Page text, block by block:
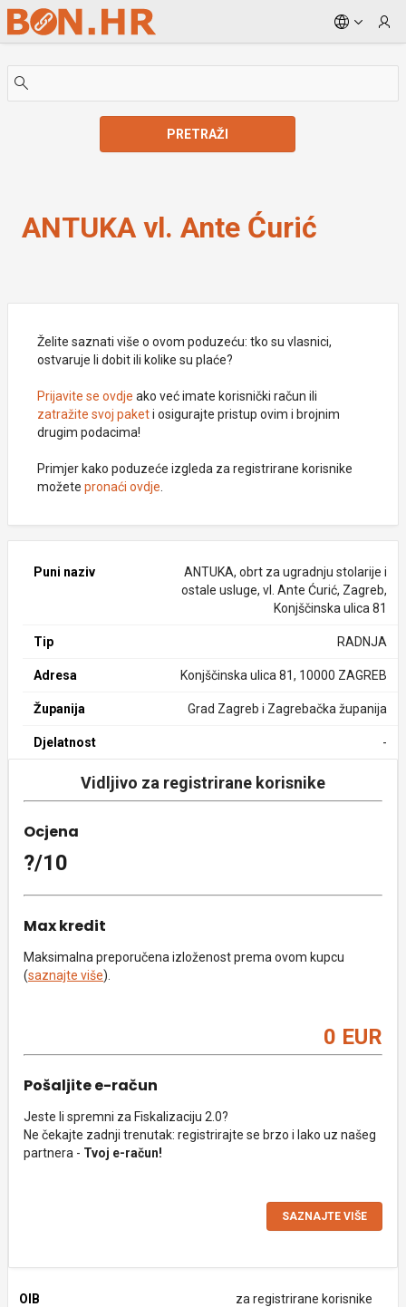
Skip to Main Content
PRETRAŽI
ANTUKA vl. Ante Ćurić
Želite saznati više o ovom poduzeću: tko su vlasnici,
ostvaruje li dobit ili kolike su plaće?
Prijavite se ovdje ako već imate korisnički račun ili
zatražite svoj paketi osigurajte pristup ovim i brojnim
drugim podacima!
Primjer kako poduzeće izgleda za registrirane korisnike
možete pronaći ovdje
Puni naziv
ANTUKA, obrt za ugradnju stolarije i
ostale usluge, vl. Ante Ćurić, Zagreb,
Konjščinska ulica 81
Tip RADNJA
Adresa Konjščinska ulica 81, 10000 ZAGREB
Županija Grad Zagreb i Zagrebačka županija
Djelatnost -
Vidljivo za registrirane korisnike
Ocjena
?/10
Max kredit
Maksimalna preporučena izloženost prema ovom kupcu
(saznajte više).
0 EUR
Pošaljite e-račun
Jeste li spremni za Fiskalizaciju 2.0?
Ne čekajte zadnji trenutak: registrirajte se brzo i lako uz našeg
partnera - Tvoj e-račun!
SAZNAJTE VIŠE
OIB za registrirane korisnike